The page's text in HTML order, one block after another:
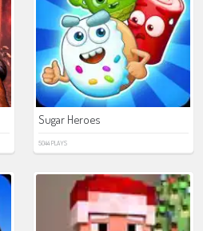
Sugar Heroes
5044 PLAYS